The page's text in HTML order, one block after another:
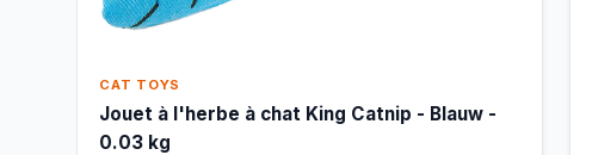
CAT TOYS
Jouet à l'herbe à chat King Catnip - Blauw -
0.03 kg